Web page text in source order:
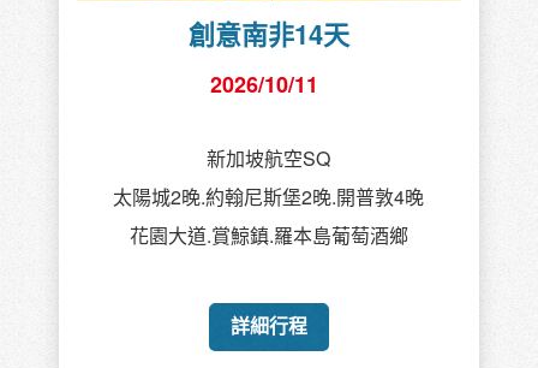
創意南非14天
2026/10/11
新加坡航空SQ
太陽城2晚.約翰尼斯堡2晚.開普敦4晚
花園大道.賞鯨鎮.羅本島葡萄酒鄉
詳細行程